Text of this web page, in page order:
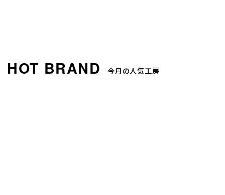
今月の人気工房